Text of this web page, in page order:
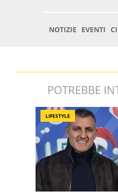
POTREBBE
LIFESTYLE